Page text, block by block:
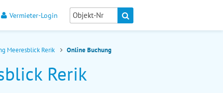
Vermieter-Login
Meeresblick Rerik Online Buchung
Rerik